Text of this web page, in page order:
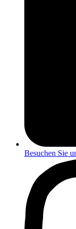
Besuchen Sie